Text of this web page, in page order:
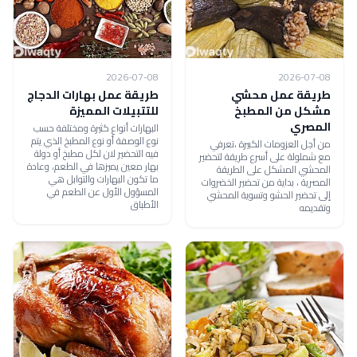
2026-07-08
طريقة عمل محشي
مشكل من المطبخ
المصري
من أجل العزومات الكبيرة ،تعرفي
مع شملولة على أسرع طريقة لتحضير
المحشي المشكل على الطريقة
المصرية ، بداية من تحضير الخضروات
إلى تحضير الحشو وتسوية المحشي
وتقديمه
2026-07-08
طريقة عمل بهارات الدجاج
للتتبيلات المميزة
البهارات أنواع كثيرة ومختلفة حسب
نوع الوصفة أو نوع المطبخ الذي يتم
فيه التحضير لان لكل مطبخ أو دولة
بهار معين يميزها في الطعم، وعادة
ما تكون البهارات والتوابل هي
المسؤول الأول عن الطعم في
الأطباق